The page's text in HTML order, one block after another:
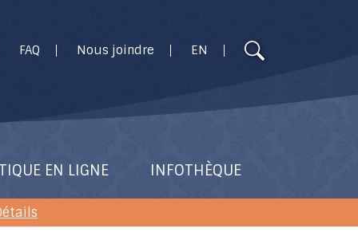
FAQ Nous joindre EN
haut
résultat
EN LIGNE INFOTHÈQUE